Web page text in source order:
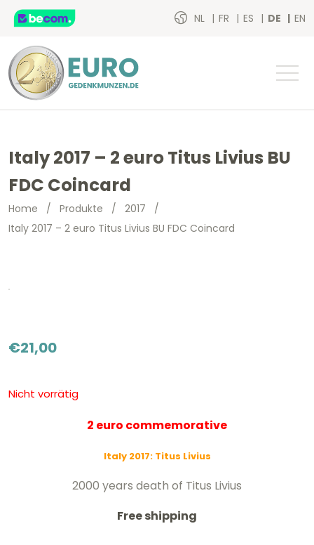
NL FR ES DE EN
Italy 2017 – 2 euro Titus Livius BU
FDC Coincard
Home / Produkte / 2017 /
Italy 2017 – 2 euro Titus Livius BU FDC Coincard
€21,00
Nicht vorrätig
2 euro commemorative
Italy 2017: Titus Livius
2000 years death of Titus Livius
Free shipping